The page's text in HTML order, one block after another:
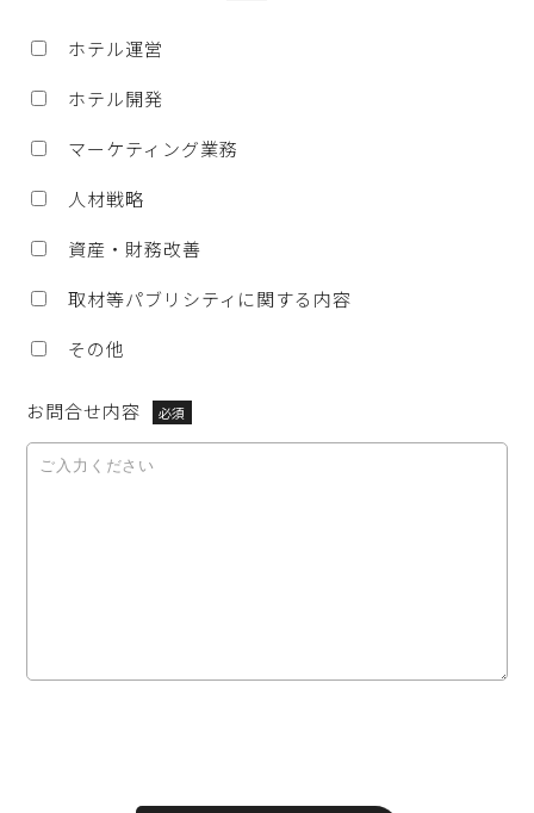
ホテル運営
ホテル開発
マーケティング業務
人材戦略
資産・財務改善
取材等パブリシティに関する内容
その他
お問合せ内容 必須